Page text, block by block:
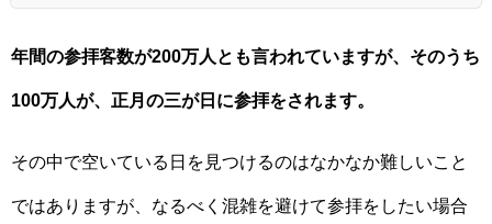
年間の参拝客数が200万人とも言われていますが、そのうち
100万人が、正月の三が日に参拝をされます。
その中で空いている日を見つけるのはなかなか難しいこと
ではありますが、なるべく混雑を避けて参拝をしたい場合